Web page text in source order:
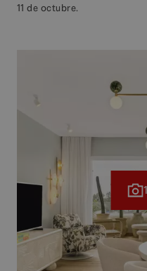
11 de octubre.